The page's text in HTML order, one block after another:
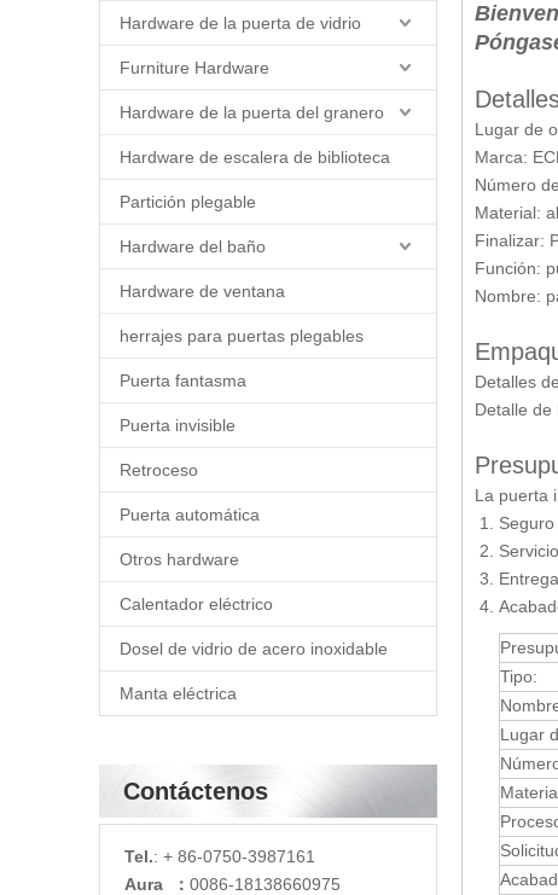
Hardware de la puerta de vidrio
Furniture Hardware
Hardware de la puerta del granero
Hardware de escalera de biblioteca
Partición plegable
Hardware del baño
Hardware de ventana
herrajes para puertas plegables
Puerta fantasma
Puerta invisible
Retroceso
Puerta automática
Otros hardware
Calentador eléctrico
Dosel de vidrio de acero inoxidable
Manta eléctrica
Contáctenos
Tel.: + 86-0750-3987161
Aura ： 0086-18138660975
Lugar de
Marca:
Número
Material:
Finalizar:
Función:
Nombre:
Detalles
Detalle
La puerta
Tipo:
Lugar